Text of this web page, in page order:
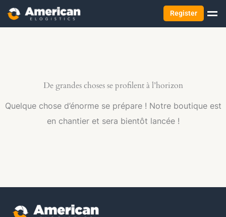
Register
De grandes choses se profilent à l’horizon
Quelque chose d’énorme se prépare ! Notre boutique est
en chantier et sera bientôt lancée !